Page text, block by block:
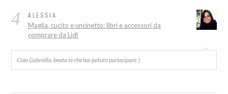
4 ALESSIA
Maglia, cucito e uncinetto: libri e accessori da
comprare da Lidl
Ciao Gabriella, beata te che hai potuto partecipare :)